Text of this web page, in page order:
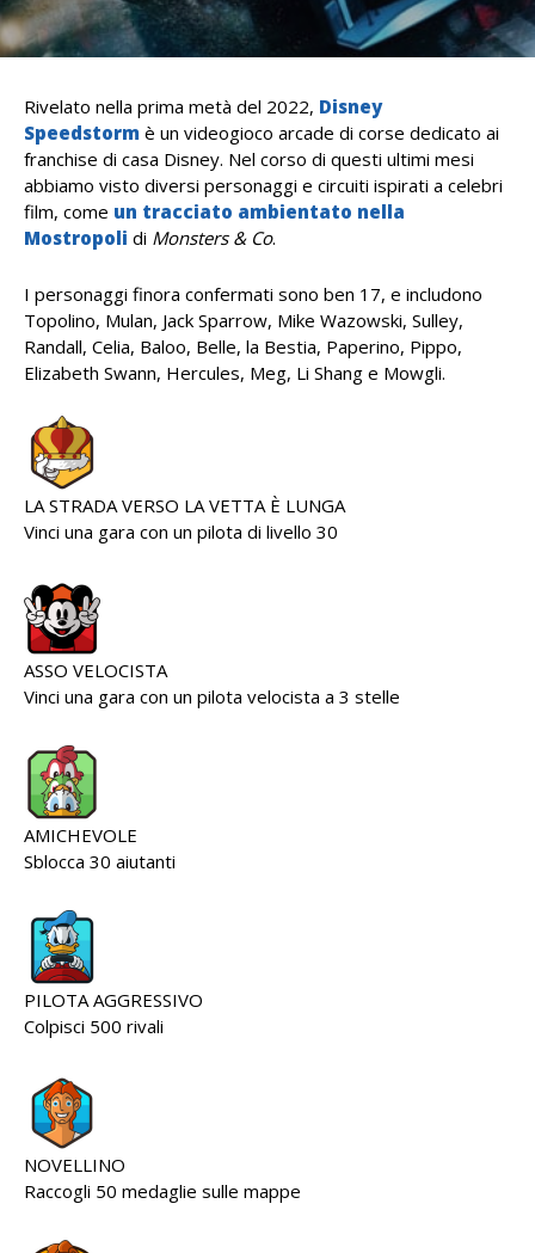
Rivelato nella prima metà del 2022, Disney
Speedstorm è un videogioco arcade di corse dedicato ai
franchise di casa Disney. Nel corso di questi ultimi mesi
abbiamo visto diversi personaggi e circuiti ispirati a celebri
film, come un tracciato ambientato nella
Mostropoli di Monsters & Co.
I personaggi finora confermati sono ben 17, e includono
Topolino, Mulan, Jack Sparrow, Mike Wazowski, Sulley,
Randall, Celia, Baloo, Belle, la Bestia, Paperino, Pippo,
Elizabeth Swann, Hercules, Meg, Li Shang e Mowgli.
LA STRADA VERSO LA VETTA È LUNGA
Vinci una gara con un pilota di livello 30
ASSO VELOCISTA
Vinci una gara con un pilota velocista a 3 stelle
AMICHEVOLE
Sblocca 30 aiutanti
PILOTA AGGRESSIVO
Colpisci 500 rivali
NOVELLINO
Raccogli 50 medaglie sulle mappe